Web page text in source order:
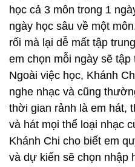
học cả 3 môn trong 1
ngày học sâu về một
rối mà lại dễ mất tập
em chọn mỗi ngày sẽ tập
Ngoài việc học, Khánh
nghe nhạc và cũng
thời gian rảnh là em hát,
và hát mọi thể loại nhạc
Khánh Chi cho biết em
và dự kiến sẽ chọn nhập